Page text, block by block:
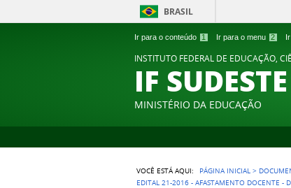
Ir para o conteúdo 1 Ir para o menu 2
BRASIL
INSTITUTO FEDERAL DE EDUCAÇÃO,
IF
MINISTÉRIO DA EDUCAÇÃO
VOCÊ ESTÁ AQUI: PÁGINA INICIAL >
EDITAL 21-2016 - AFASTAMENTO DOCENTE -